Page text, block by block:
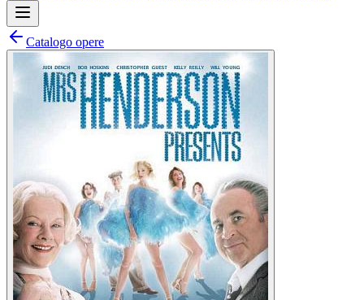
Catalogo opere